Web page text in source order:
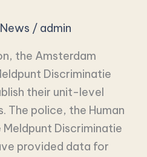
News / admin
the Amsterdam
Discriminatie
their unit-level
The police, the Human
Meldpunt Discriminatie
provided data for